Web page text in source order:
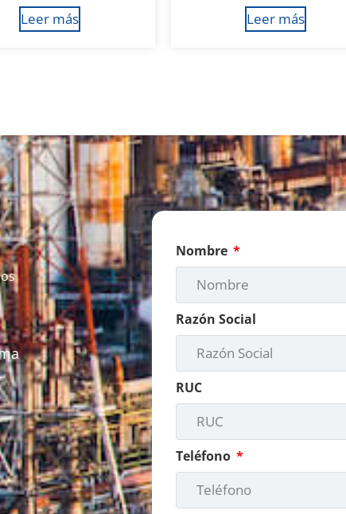
Leer más Leer más
Nombre
Razón Social
RUC
Teléfono